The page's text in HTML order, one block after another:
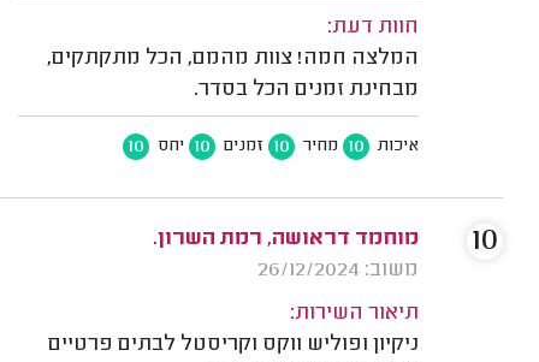
חוות דעת:
המלצה חמה! צוות מהמם, הכל מתקתקים,
מבחינת זמנים הכל בסדר.
איכות 10 מחיר 10 זמנים 10 יחס 10
מוחמד דראושה, רמת השרון.
משוב: 26/12/2024
תיאור השירות:
ניקיון ופוליש ווקס וקריסטל לבתים פרטיים
10